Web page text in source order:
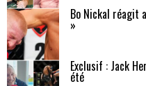
Bo Nickal réagit
»
Exclusif : Jack
été